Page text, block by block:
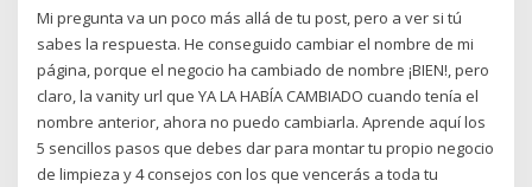
Mi pregunta va un poco más allá de tu post, pero a ver si tú
sabes la respuesta. He conseguido cambiar el nombre de mi
página, porque el negocio ha cambiado de nombre ¡BIEN!, pero
claro, la vanity url que YA LA HABÍA CAMBIADO cuando tenía el
nombre anterior, ahora no puedo cambiarla. Aprende aquí los
5 sencillos pasos que debes dar para montar tu propio negocio
de limpieza y 4 consejos con los que vencerás a toda tu